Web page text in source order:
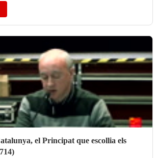
el Principat que escollia els